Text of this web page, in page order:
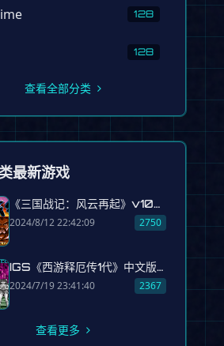
128
128
查看全部分类
最新游戏
《三国战记：风云再起》v104中国版 kovsh.zip
2024/8/12 22:42:09
2750
IGS《西游释厄传1代》中文版原版
2024/7/19 23:41:40
2367
查看更多